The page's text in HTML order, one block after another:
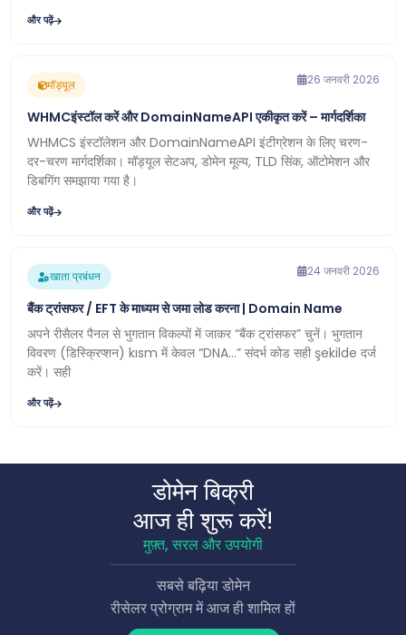
और पढ़ें
मॉड्यूल 26 जनवरी 2026
WHMCइंस्टॉल करें और DomainNameAPI एकीकृत करें – मार्गदर्शिका
WHMCS इंस्टॉलेशन और DomainNameAPI इंटीग्रेशन के लिए चरण-
दर-चरण मार्गदर्शिका। मॉड्यूल सेटअप, डोमेन मूल्य, TLD सिंक, ऑटोमेशन और
डिबगिंग समझाया गया है।
और पढ़ें
खाता प्रबंधन 24 जनवरी 2026
बैंक ट्रांसफर / EFT के माध्यम से जमा लोड करना | Domain Name
अपने रीसैलर पैनल से भुगतान विकल्पों में जाकर “बैंक ट्रांसफर” चुनें। भुगतान
विवरण (डिस्क्रिप्शन) kısm में केवल “DNA…” संदर्भ कोड सही şekilde दर्ज
करें। सही
और पढ़ें
डोमेन बिक्री
आज ही शुरू करें!
मुफ़्त, सरल और उपयोगी
सबसे बढ़िया डोमेन
रीसेलर प्रोग्राम में आज ही शामिल हों